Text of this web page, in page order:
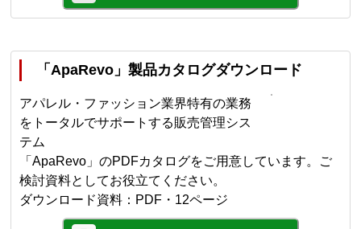
「ApaRevo」製品カタログダウンロード
アパレル・ファッション業界特有の業務
をトータルでサポートする販売管理シス
テム
「ApaRevo」のPDFカタログをご用意しています。ご
検討資料としてお役立てください。
ダウンロード資料：PDF・12ページ